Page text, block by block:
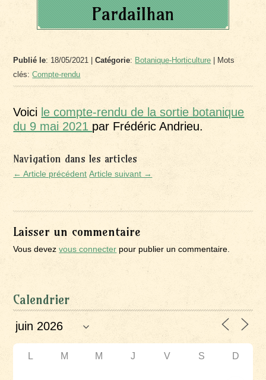
Pardailhan
Publié le: 18/05/2021 |Catégorie: Botanique-Horticulture | Mots
clés:Compte-rendu
Voici le compte-rendu de la sortie botanique
du 9 mai 2021 par Frédéric Andrieu.
Navigation dans les articles
← Article précédent Article suivant →
Laisser un commentaire
Vous devezvous connecter pour publier un commentaire.
Calendrier
L M M J V S D